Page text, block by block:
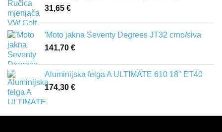
31,65 €
'Moto jakna Seventy Degrees JT32 crno/siva
141,70 €
Aluminijska felga A ULTIMATE 610 18" ET40
174,30 €